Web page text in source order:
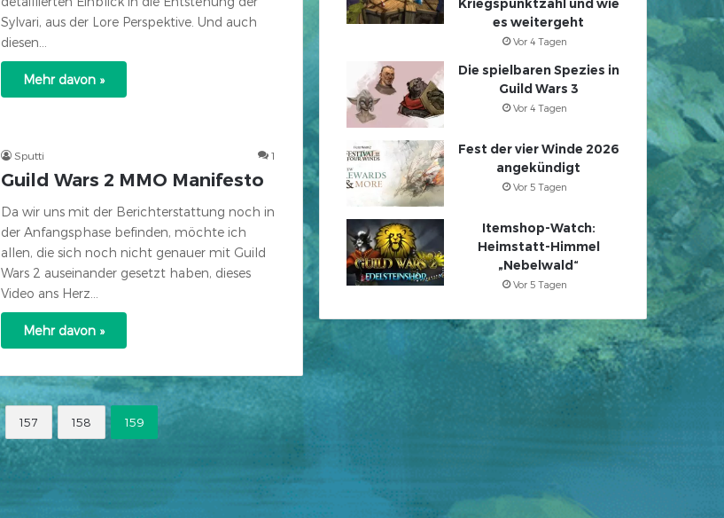
Sylvari, aus der Lore Perspektive. Und auch
diesen…
Mehr davon »
Sputti 1
Guild Wars 2 MMO Manifesto
Da wir uns mit der Berichterstattung noch in
der Anfangsphase befinden, möchte ich
allen, die sich noch nicht genauer mit Guild
Wars 2 auseinander gesetzt haben, dieses
Video ans Herz…
Mehr davon »
157 158 159
Kriegspunktzahl und wie
es weitergeht
Vor 4 Tagen
Die spielbaren Spezies in
Guild Wars 3
Vor 4 Tagen
Fest der vier Winde 2026
angekündigt
Vor 5 Tagen
Itemshop-Watch:
Heimstatt-Himmel
„Nebelwald“
Vor 5 Tagen